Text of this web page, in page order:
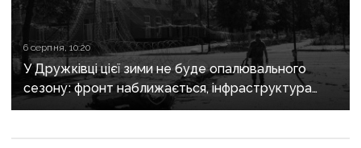
6 серпня, 10:20
У Дружківці цієї зими не буде опалювального
сезону: фронт наближається, інфраструктура
критично зруйнована